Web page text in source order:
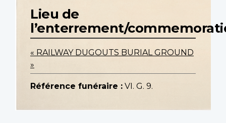
Lieu de
l’enterrement/
« RAILWAY DUGOUTS BURIAL GROUND
»
Référence funéraire : VI. G. 9.